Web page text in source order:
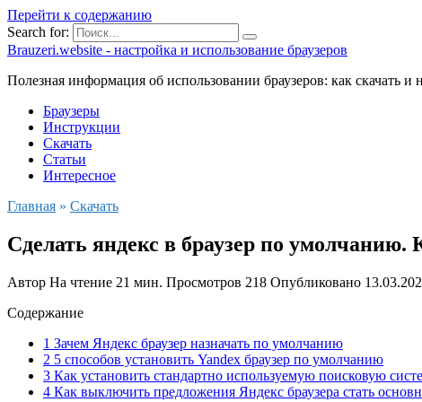
Перейти к содержанию
Search for:
Brauzeri.website - настройка и использование браузеров
Полезная информация об использовании браузеров: как скачать и
Браузеры
Инструкции
Скачать
Статьи
Интересное
Главная » Скачать
Сделать яндекс в браузер по
Автор На чтение 21 мин. Просмотров 218 Опубликовано
Содержание
1 Зачем Яндекс браузер назначать по умолчанию
2 5 способов установить Yandex браузер по умолчанию
3 Как установить стандартно используемую поисковую
4 Как выключить предложения Яндекс браузера стать